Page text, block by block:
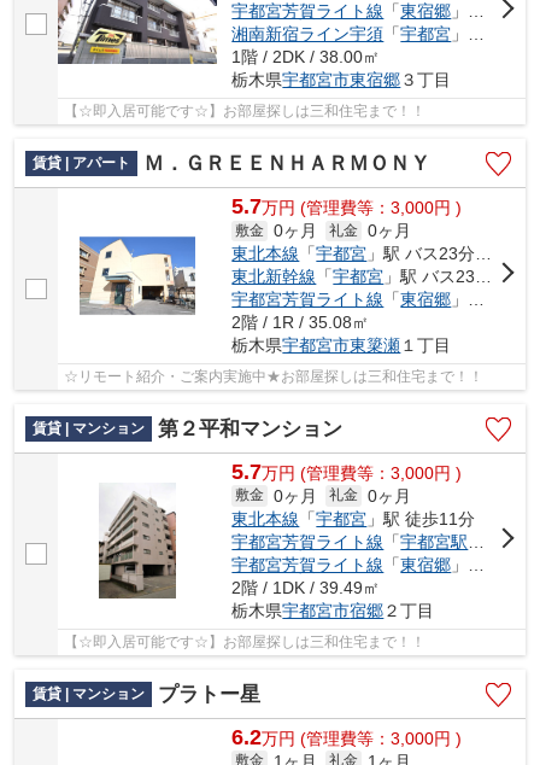
宇都宮芳賀ライト線 「東宿郷 」駅 徒歩3分
湘南新宿ライン宇須 「宇都宮 」駅 徒歩12分
1階 / 2DK / 38.00㎡
栃木県宇都宮市東宿郷３丁目
【☆即入居可能です☆】お部屋探しは三和住宅まで！！
賃貸 | アパート Ｍ．ＧＲＥＥＮＨＡＲＭＯＮＹ
5.7万円 (管理費等：3,000円 )
敷金 0ヶ月 礼金 0ヶ月
東北本線 「宇都宮 」駅 バス23分 「下栗団地」 停歩1分
東北新幹線 「宇都宮 」駅 バス23分 「下栗団地」 停歩1分
宇都宮芳賀ライト線 「東宿郷 」駅 徒歩24分
2階 / 1R / 35.08㎡
栃木県宇都宮市東簗瀬 １丁目
☆リモート紹介・ご案内実施中★お部屋探しは三和住宅まで！！
賃貸 | マンション 第２平和マンション
5.7万円 (管理費等：3,000円 )
敷金 0ヶ月 礼金 0ヶ月
東北本線 「宇都宮 」駅 徒歩11分
宇都宮芳賀ライト線 「宇都宮駅東口
」駅
宇都宮芳賀ライト線 「東宿郷 」駅 徒歩11分
2階 / 1DK / 39.49㎡
栃木県宇都宮市宿郷２丁目
【☆即入居可能です☆】お部屋探しは三和住宅まで！！
賃貸 | マンション プラトー星
6.2万円 (管理費等：3,000円 )
敷金 1ヶ月 礼金
1ヶ月